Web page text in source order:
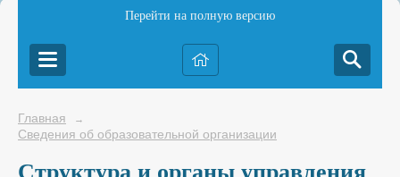
Перейти на полную версию
Главная →
Сведения об образовательной организации